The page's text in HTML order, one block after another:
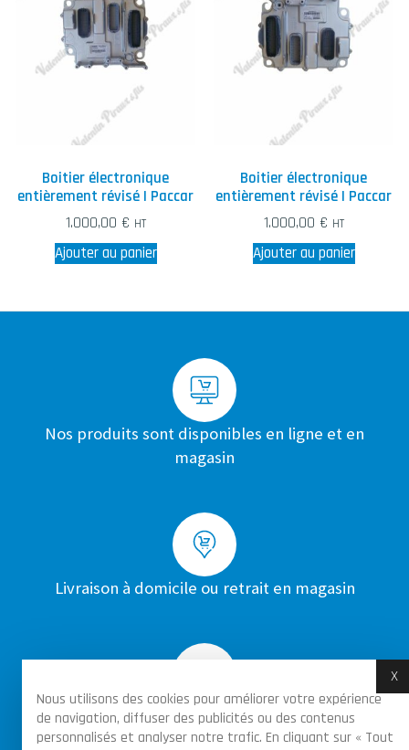
Nous utilisons des cookies pour améliorer votre expérience
de navigation, diffuser des publicités ou des contenus
personnalisés et analyser notre trafic. En cliquant sur « Tout
X
Boitier électronique
entièrement révisé | Paccar
1.000,00 € HT
Ajouter au panier
Boitier électronique
entièrement révisé | Paccar
1.000,00 € HT
Ajouter au panier
Nos produits sont disponibles en ligne et en
magasin
Livraison à domicile ou retrait en magasin
Achats sécurisés par certificat SSL sur toutes
les commandes